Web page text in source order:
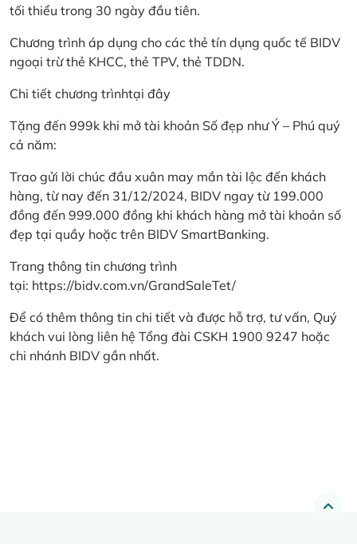
tối thiểu trong 30 ngày đầu tiên.
Chương trình áp dụng cho các thẻ tín dụng quốc tế BIDV
ngoại trừ thẻ KHCC, thẻ TPV, thẻ TDDN.
Chi tiết chương trìnhtại đây
Tặng đến 999k khi mở tài khoản Số đẹp như Ý – Phú quý
cả năm:
Trao gửi lời chúc đầu xuân may mắn tài lộc đến khách
hàng, từ nay đến 31/12/2024, BIDV ngay từ 199.000
đồng đến 999.000 đồng khi khách hàng mở tài khoản số
đẹp tại quầy hoặc trên BIDV SmartBanking.
Trang thông tin chương trình
tại: https://bidv.com.vn/GrandSaleTet/
Để có thêm thông tin chi tiết và được hỗ trợ, tư vấn, Quý
khách vui lòng liên hệ Tổng đài CSKH 1900 9247 hoặc
chi nhánh BIDV gần nhất.